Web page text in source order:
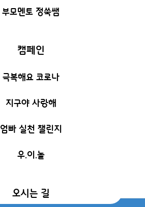
부모멘토 정쑥쌤
캠페인
극복해요 코로나
지구야 사랑해
엄빠 실천 챌린지
우.이.놀
오시는 길